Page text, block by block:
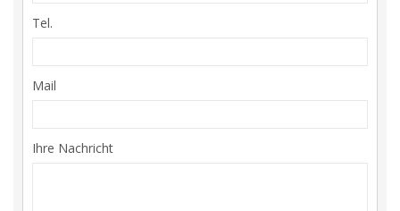
Tel.
Mail
Ihre Nachricht